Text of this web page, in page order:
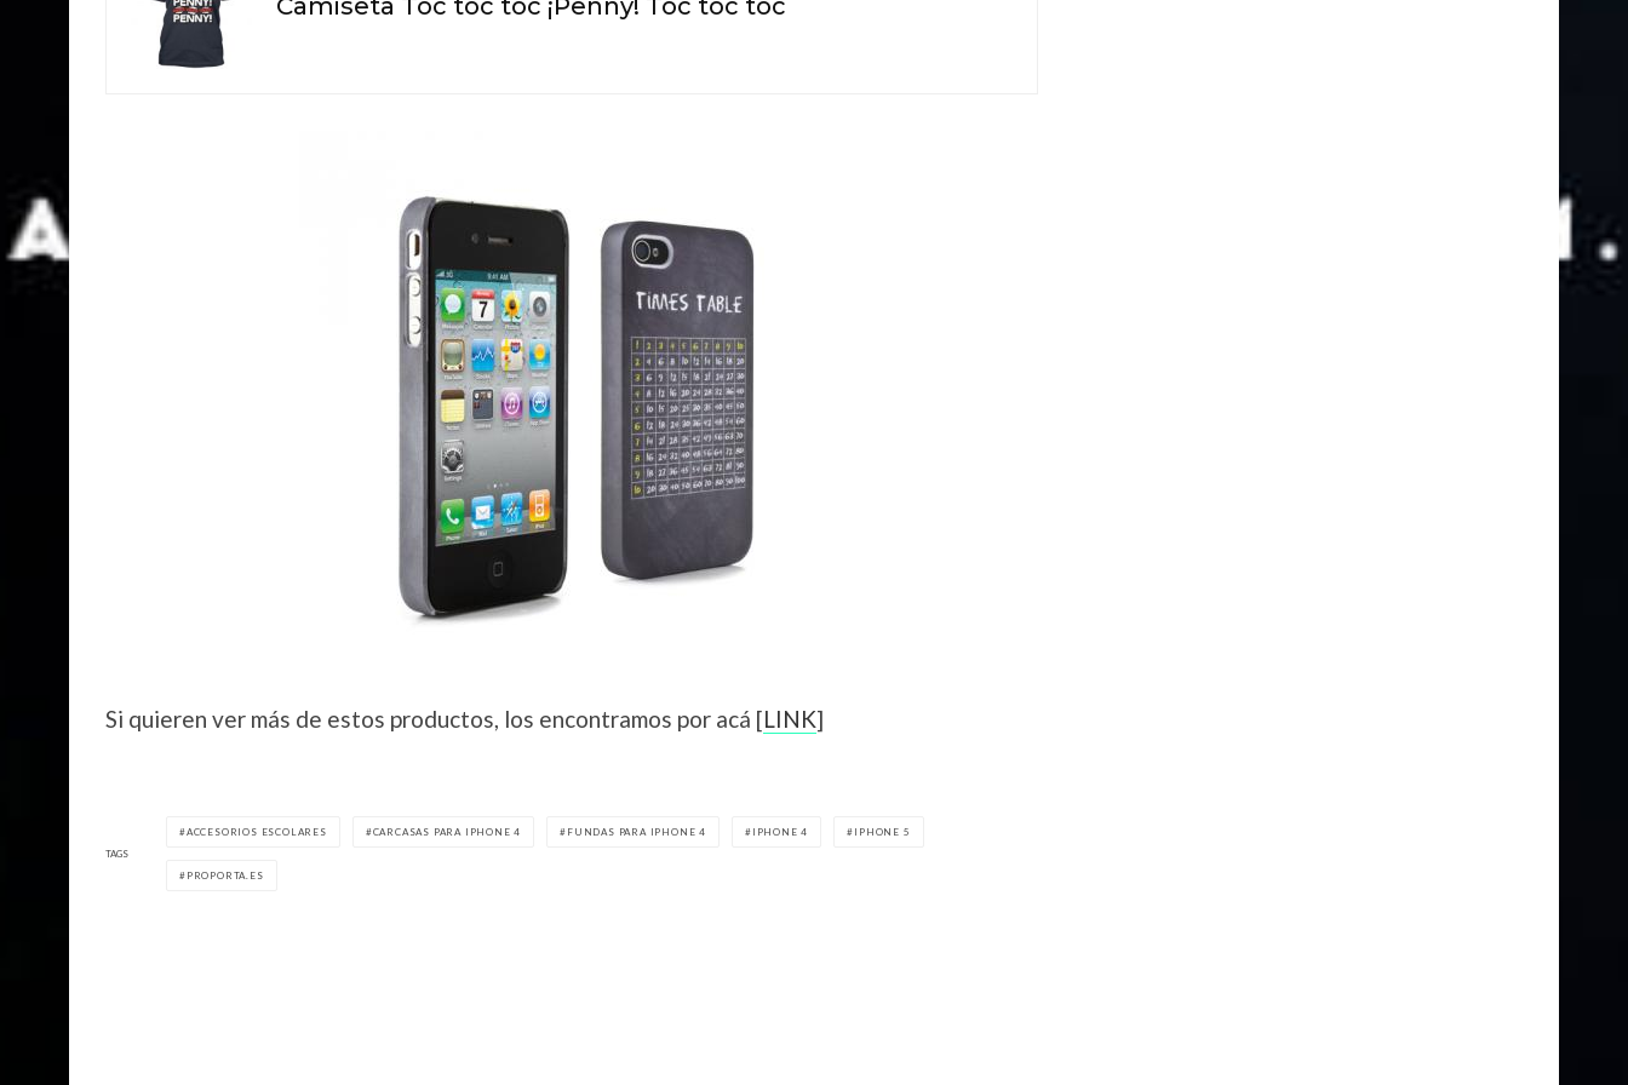
Camiseta Toc toc toc ¡Penny! Toc toc toc
Si quieren ver más de estos productos, los encontramos por acá [LINK]
TAGS
ACCESORIOS ESCOLARES CARCASAS PARA IPHONE 4 FUNDAS PARA IPHONE 4 IPHONE 4 IPHONE 5
PROPORTA.ES